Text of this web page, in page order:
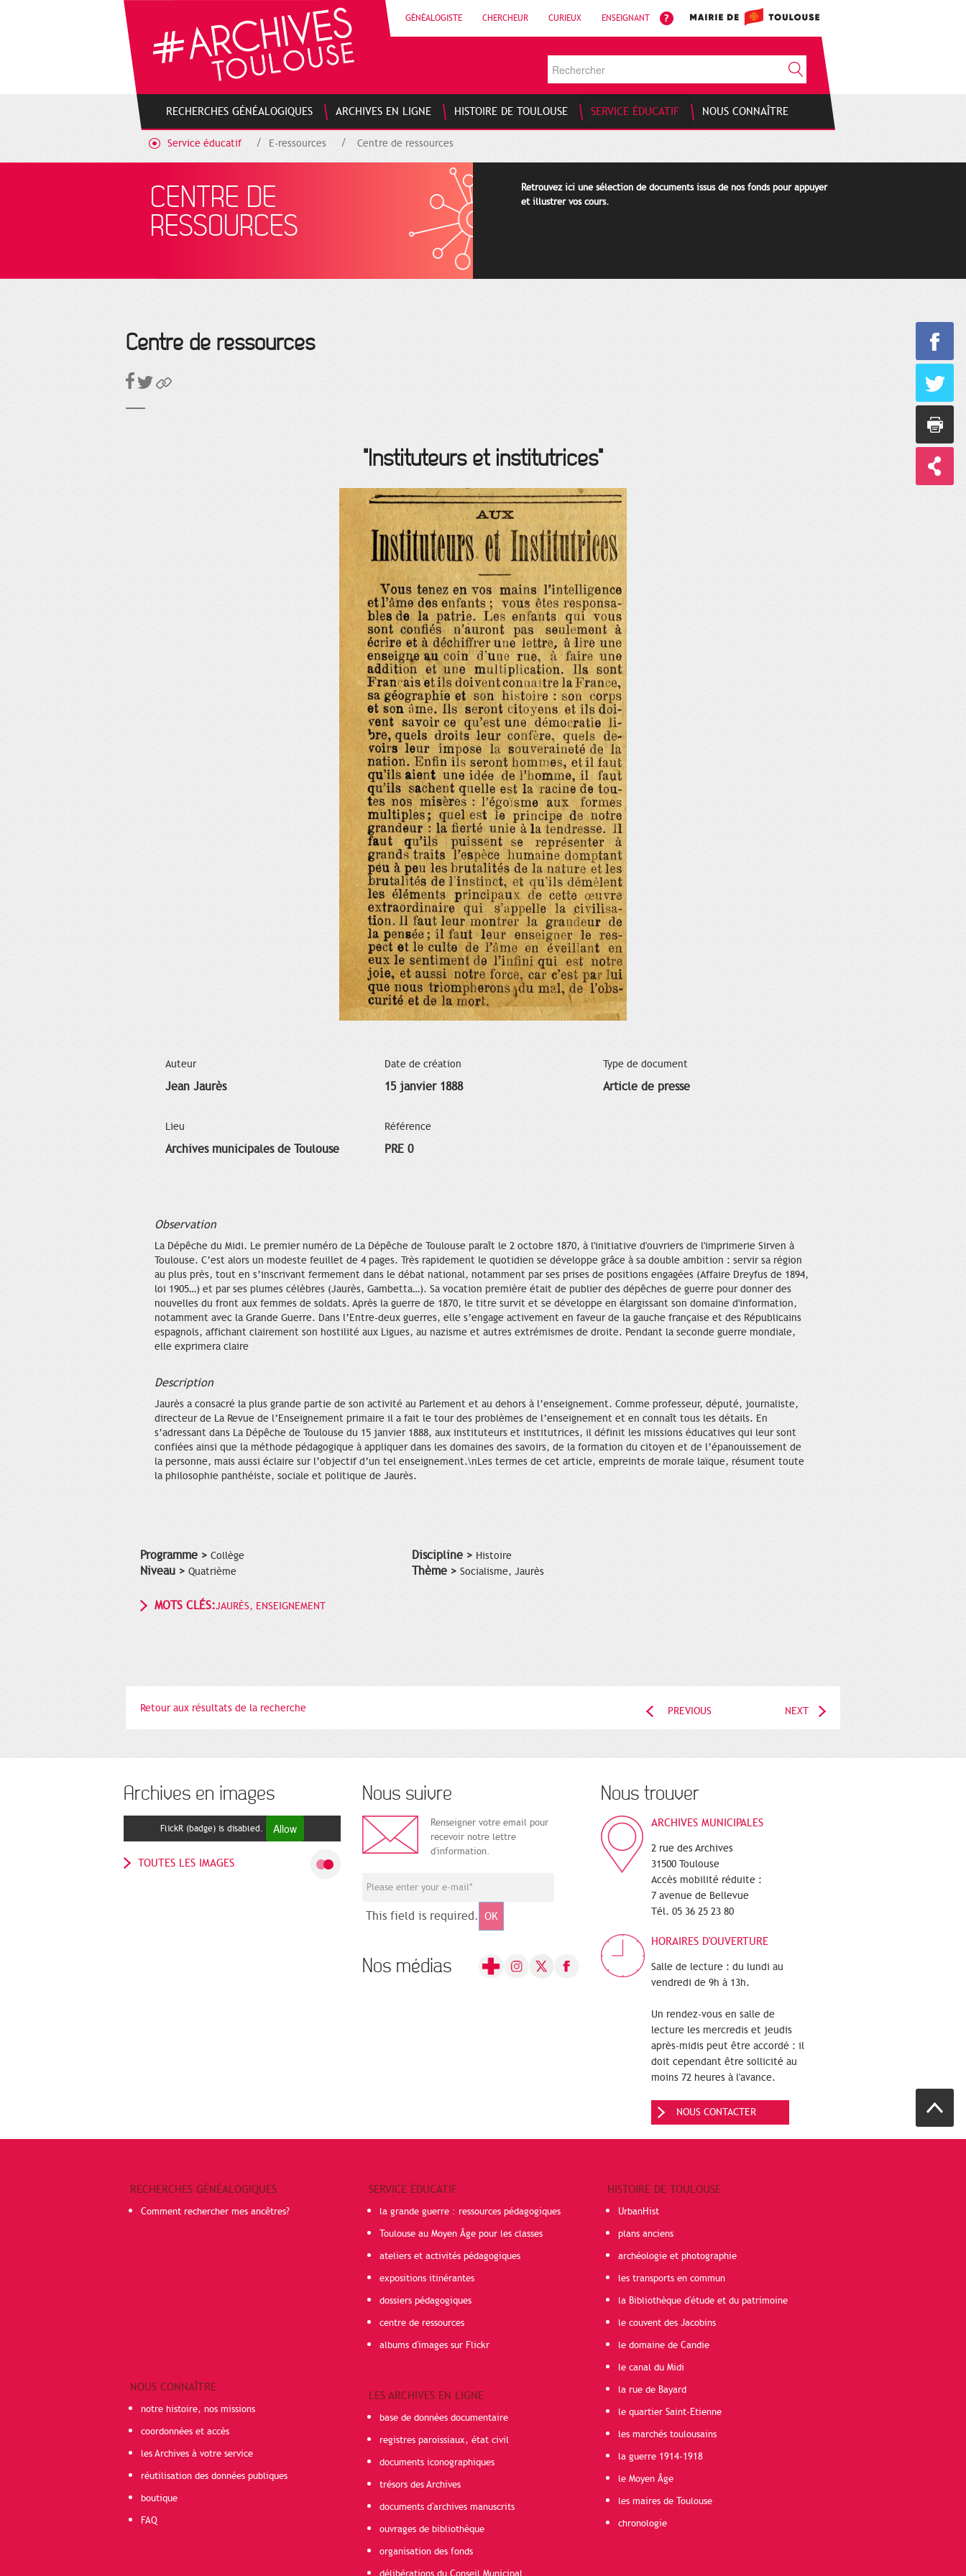
GÉNÉALOGISTE CHERCHEUR CURIEUX ENSEIGNANT
RECHERCHES GÉNÉALOGIQUES ARCHIVES EN LIGNE HISTOIRE DE TOULOUSE SERVICE ÉDUCATIF NOUS CONNAÎTRE
Service éducatif E-ressources Centre de ressources
CENTRE DE
RESSOURCES
Retrouvez ici une sélection de documents issus de nos fonds pour appuyer
et illustrer vos cours.
Centre de ressources
"Instituteurs et institutrices"
Auteur
Jean Jaurès
Date de création
15 janvier 1888
Type de document
Article de presse
Lieu
Archives municipales de Toulouse
Référence
PRE 0
Observation
La Dépêche du Midi. Le premier numéro de La Dépêche de Toulouse paraît le 2 octobre 1870, à l'initiative d'ouvriers de l'imprimerie Sirven à
Toulouse. C’est alors un modeste feuillet de 4 pages. Très rapidement le quotidien se développe grâce à sa double ambition : servir sa région
au plus près, tout en s’inscrivant fermement dans le débat national, notamment par ses prises de positions engagées (Affaire Dreyfus de 1894,
loi 1905…) et par ses plumes célèbres (Jaurès, Gambetta…). Sa vocation première était de publier des dépêches de guerre pour donner des
nouvelles du front aux femmes de soldats. Après la guerre de 1870, le titre survit et se développe en élargissant son domaine d'information,
notamment avec la Grande Guerre. Dans l’Entre-deux guerres, elle s’engage activement en faveur de la gauche française et des Républicains
espagnols, affichant clairement son hostilité aux Ligues, au nazisme et autres extrémismes de droite. Pendant la seconde guerre mondiale,
elle exprimera claire
Description
Jaurès a consacré la plus grande partie de son activité au Parlement et au dehors à l’enseignement. Comme professeur, député, journaliste,
directeur de La Revue de l’Enseignement primaire il a fait le tour des problèmes de l’enseignement et en connaît tous les détails. En
s’adressant dans La Dépêche de Toulouse du 15 janvier 1888, aux instituteurs et institutrices, il définit les missions éducatives qui leur sont
confiées ainsi que la méthode pédagogique à appliquer dans les domaines des savoirs, de la formation du citoyen et de l’épanouissement de
la personne, mais aussi éclaire sur l’objectif d’un tel enseignement.\nLes termes de cet article, empreints de morale laïque, résument toute
la philosophie panthéiste, sociale et politique de Jaurès.
Programme > Collège
Niveau > Quatrième
Discipline > Histoire
Thème > Socialisme, Jaurès
MOTS CLÉS:JAURÈS, ENSEIGNEMENT
Retour aux résultats de la recherche PREVIOUS NEXT
Archives en images
FlickR (badge) is disabled. Allow
TOUTES LES IMAGES
Nous suivre
Renseigner votre email pour
recevoir notre lettre
d'information.
This field is required. OK
Nos médias
Nous trouver
ARCHIVES MUNICIPALES
2 rue des Archives
31500 Toulouse
Accès mobilité réduite :
7 avenue de Bellevue
Tél. 05 36 25 23 80
HORAIRES D'OUVERTURE
Salle de lecture : du lundi au
vendredi de 9h à 13h.
Un rendez-vous en salle de
lecture les mercredis et jeudis
après-midis peut être accordé : il
doit cependant être sollicité au
moins 72 heures à l'avance.
NOUS CONTACTER
RECHERCHES GÉNÉALOGIQUES
Comment rechercher mes ancêtres?
NOUS CONNAÎTRE
notre histoire, nos missions
coordonnées et accès
les Archives à votre service
réutilisation des données publiques
boutique
FAQ
SERVICE ÉDUCATIF
la grande guerre : ressources pédagogiques
Toulouse au Moyen Âge pour les classes
ateliers et activités pédagogiques
expositions itinérantes
dossiers pédagogiques
centre de ressources
albums d'images sur Flickr
LES ARCHIVES EN LIGNE
base de données documentaire
registres paroissiaux, état civil
documents iconographiques
trésors des Archives
documents d'archives manuscrits
ouvrages de bibliothèque
organisation des fonds
HISTOIRE DE TOULOUSE
UrbanHist
plans anciens
archéologie et photographie
les transports en commun
la Bibliothèque d'étude et du patrimoine
le couvent des Jacobins
le domaine de Candie
le canal du Midi
la rue de Bayard
le quartier Saint-Etienne
les marchés toulousains
la guerre 1914-1918
le Moyen Âge
les maires de Toulouse
chronologie
Cookies management panel